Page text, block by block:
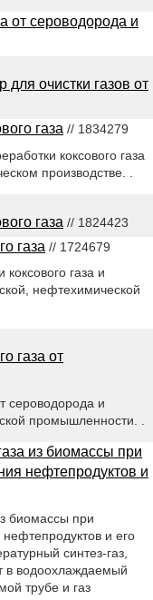
от сероводорода и
для очистки газов от
газа // 1834279
коксового газа
производстве. .
газа // 1824423
газа // 1724679
коксового газа и
нефтехимической
газа от
сероводорода и
промышленности. .
из биомассы при
нефтепродуктов и
биомассы при
и его
синтез-газ,
в водоохлаждаемый
трубе и газ